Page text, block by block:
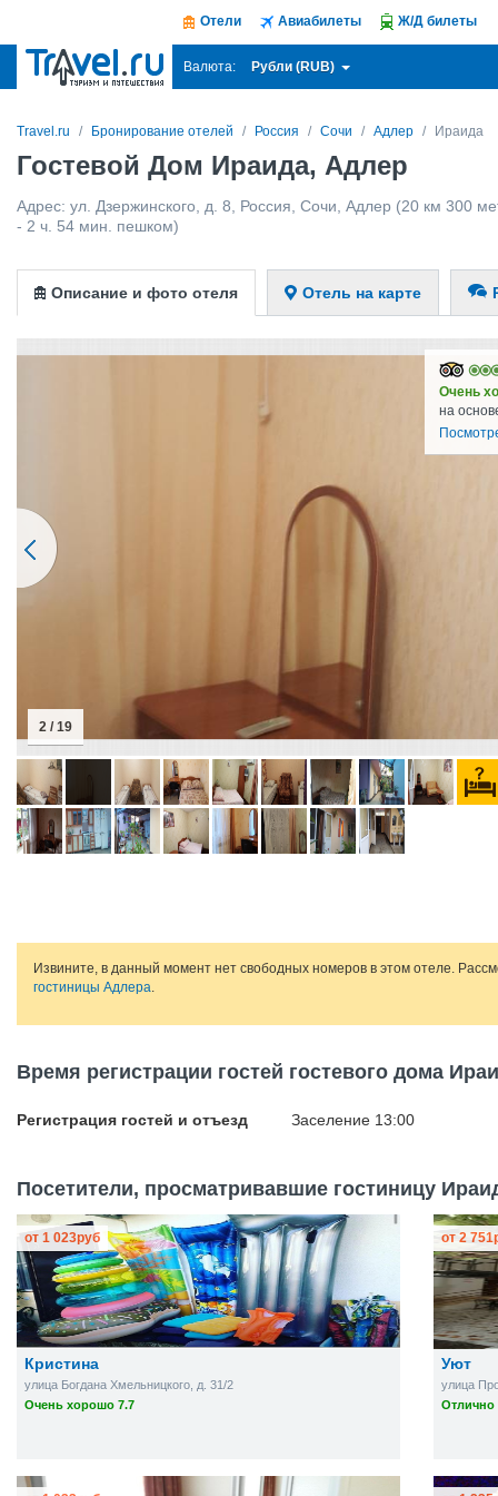
Отели Авиабилеты Ж/Д билеты
Валюта: Рубли (RUB)
Travel.ru Бронирование отелей Россия Сочи Адлер Ираида
Гостевой Дом Ираида, Адлер
Адрес: ул. Дзержинского, д. 8 Россия Сочи Адлер (20 км 300
- 2 ч. 54 мин. пешком)
Описание и фото отеля Отель на карте
Очень
на
2 / 19
Извините, в данный момент нет свободных номеров в этом отеле.
гостиницы Адлера.
Время регистрации гостей гостевого дома
Регистрация гостей и отъезд Заселение 13:00
Посетители, просматривавшие гостиницу
Кристина
улица Богдана Хмельницкого, д. 31/2
Очень хорошо 7.7
от 1 023руб
Уют
улица
Отлично
от 2 751